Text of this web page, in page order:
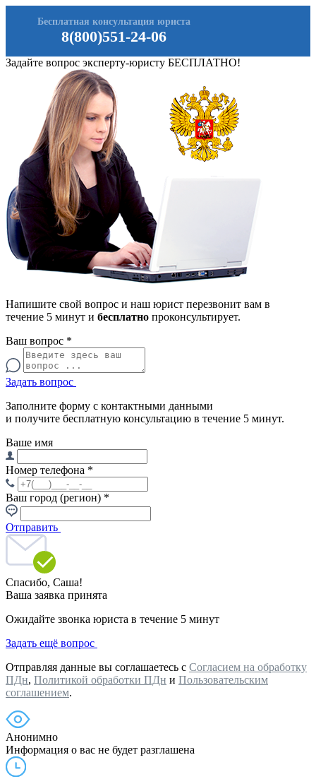
8(800)551-24-06
Бесплатная консультация юриста
Задайте вопрос эксперту-юристу БЕСПЛАТНО!
Напишите свой вопрос и наш юрист перезвонит вам в
течение 5 минут и бесплатно проконсультирует.
Ваш вопрос *
Задать вопрос
Заполните форму с контактными данными
и получите бесплатную консультацию в течение 5 минут.
Ваше имя
Номер телефона *
Ваш город (регион) *
Отправить
Спасибо, Саша!
Ваша заявка принята
Ожидайте звонка юриста в течение 5 минут
Задать ещё вопрос
Отправляя данные вы соглашаетесь с Согласием на обработку
ПДн, Политикой обработки ПДн и Пользовательским
соглашением.
Анонимно
Информация о вас не будет разглашена